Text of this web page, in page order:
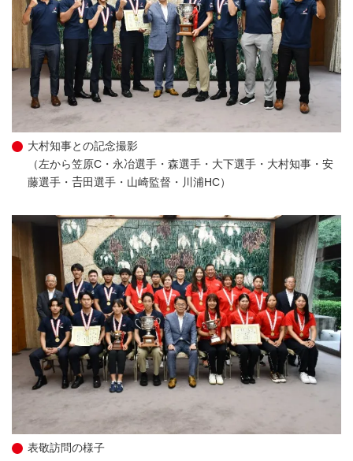
大村知事との記念撮影
（左から笠原C・永冶選手・森選手・大下選手・大村知事・安
藤選手・𠮷田選手・山崎監督・川浦HC）
表敬訪問の様子